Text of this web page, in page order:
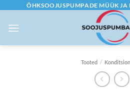
content
ÕHKSOOJUSPUMPADE MÜÜK JA
Tooted /